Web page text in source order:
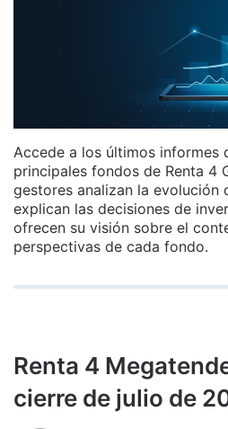
Accede a los últimos informes
principales fondos de Renta 4
gestores analizan la evolución
explican las decisiones de
ofrecen su visión sobre el
perspectivas de cada fondo.
Renta 4
cierre de julio de